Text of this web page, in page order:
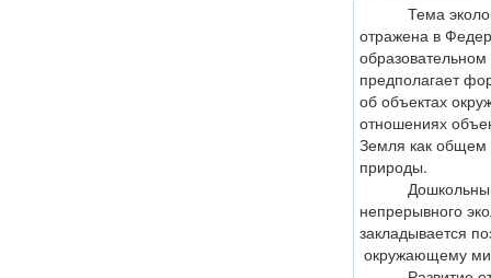
Тема
отражена в
предполагает
об объектах
отношениях
Земля как общем
природы.
Дошкольный
непрерывного
закладывается
окружающему